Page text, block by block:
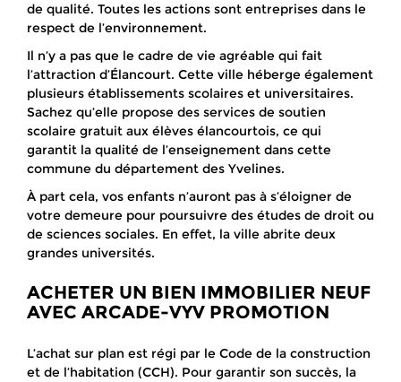
de qualité. Toutes les actions sont entreprises dans le
respect de l’environnement.
Il n’y a pas que le cadre de vie agréable qui fait
l’attraction d’Élancourt. Cette ville héberge également
plusieurs établissements scolaires et universitaires.
Sachez qu’elle propose des services de soutien
scolaire gratuit aux élèves élancourtois, ce qui
garantit la qualité de l’enseignement dans cette
commune du département des Yvelines.
À part cela, vos enfants n’auront pas à s’éloigner de
votre demeure pour poursuivre des études de droit ou
de sciences sociales. En effet, la ville abrite deux
grandes universités.
ACHETER UN BIEN IMMOBILIER NEUF
AVEC ARCADE-VYV PROMOTION
L’achat sur plan est régi par le Code de la construction
et de l’habitation (CCH). Pour garantir son succès, la